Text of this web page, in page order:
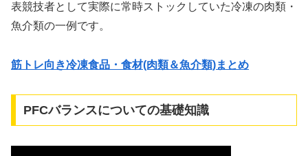
表競技者として実際に常時ストックしていた冷凍の肉類・
魚介類の一例です。
筋トレ向き冷凍食品・食材(肉類＆魚介類)まとめ
PFCバランスについての基礎知識